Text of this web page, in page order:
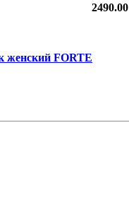
2490.00
женский FORTE